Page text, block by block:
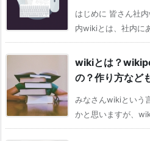
はじめに 皆さん社
内wikiとは、社内に
wikiとは？
の？作り方など
みなさんwikiという
かと思いますが、